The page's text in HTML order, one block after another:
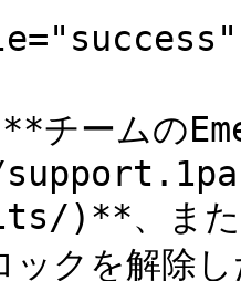
チームの
)**、また
ックを解除